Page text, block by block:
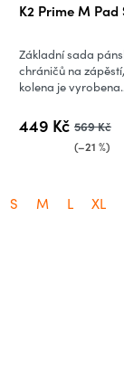
K2 Prime M Pad
449 Kč 569 Kč
(–21 %)
Základní sada
chráničů na
kolena je
S M L XL